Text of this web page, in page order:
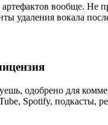
вообще. Не
удаления вокала
одобрено для
Spotify, подкасты,